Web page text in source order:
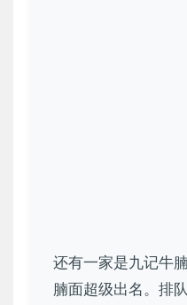
还有一家是九记牛
腩面超级出名。排